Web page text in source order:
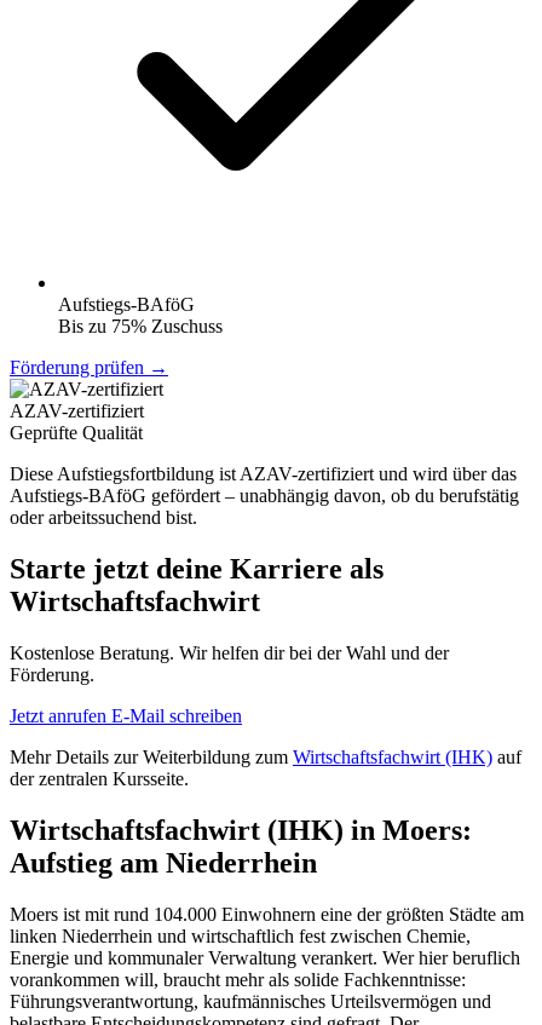
Aufstiegs-BAföG
Bis zu 75% Zuschuss
Förderung prüfen →
AZAV-zertifiziert
Geprüfte Qualität
Diese Aufstiegsfortbildung ist AZAV-zertifiziert und wird über das
Aufstiegs-BAföG gefördert – unabhängig davon, ob du berufstätig
oder arbeitssuchend bist.
Starte jetzt deine Karriere als
Wirtschaftsfachwirt
Kostenlose Beratung. Wir helfen dir bei der Wahl und der
Förderung.
Jetzt anrufen E-Mail schreiben
Mehr Details zur Weiterbildung zum Wirtschaftsfachwirt (IHK) auf
der zentralen Kursseite.
Wirtschaftsfachwirt (IHK) in Moers:
Aufstieg am Niederrhein
Moers ist mit rund 104.000 Einwohnern eine der größten Städte am
linken Niederrhein und wirtschaftlich fest zwischen Chemie,
Energie und kommunaler Verwaltung verankert. Wer hier beruflich
vorankommen will, braucht mehr als solide Fachkenntnisse:
Führungsverantwortung, kaufmännisches Urteilsvermögen und